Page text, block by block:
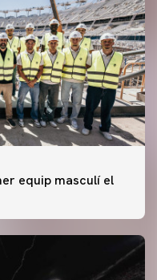
equip masculí el